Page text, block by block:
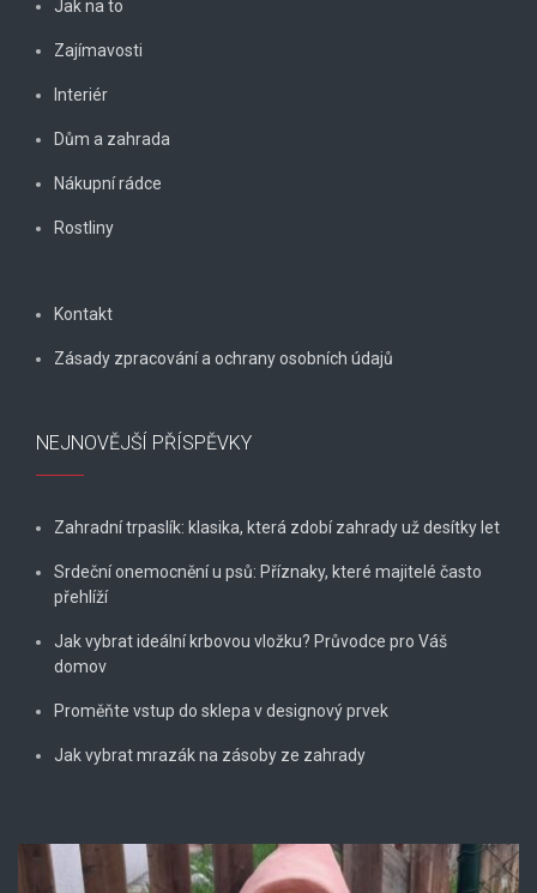
Jak na to
Zajímavosti
Interiér
Dům a zahrada
Nákupní rádce
Rostliny
Kontakt
Zásady zpracování a ochrany osobních údajů
NEJNOVĚJŠÍ PŘÍSPĚVKY
Zahradní trpaslík: klasika, která zdobí zahrady už desítky let
Srdeční onemocnění u psů: Příznaky, které majitelé často
přehlíží
Jak vybrat ideální krbovou vložku? Průvodce pro Váš
domov
Proměňte vstup do sklepa v designový prvek
Jak vybrat mrazák na zásoby ze zahrady